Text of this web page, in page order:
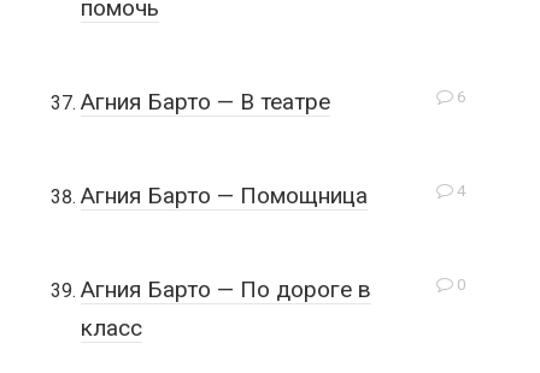
помочь
6
Агния Барто — В театре
4
Агния Барто — Помощница
0
Агния Барто — По дороге в
класс